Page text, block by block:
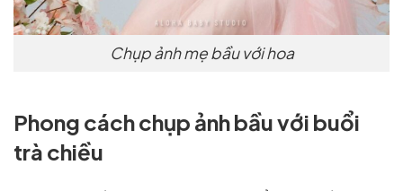
Chụp ảnh mẹ bầu với hoa
Phong cách chụp ảnh bầu với buổi
trà chiều